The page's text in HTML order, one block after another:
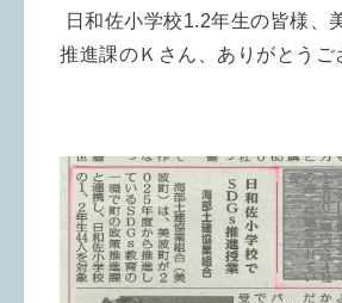
日和佐小学校1.2年生の皆様、
推進課のＫさん、ありがとうご